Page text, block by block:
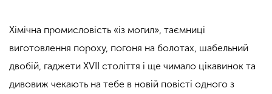
Хімічна промисловість «із могил», таємниці
виготовлення пороху, погоня на болотах, шабельний
двобій, ґаджети ХVІІ століття і ще чимало цікавинок та
дивовиж чекають на тебе в новій повісті одного з